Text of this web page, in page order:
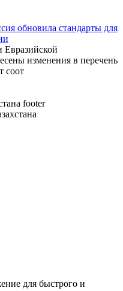
обновила стандарты для
Евразийской
изменения в перечень
соот
для быстрого и